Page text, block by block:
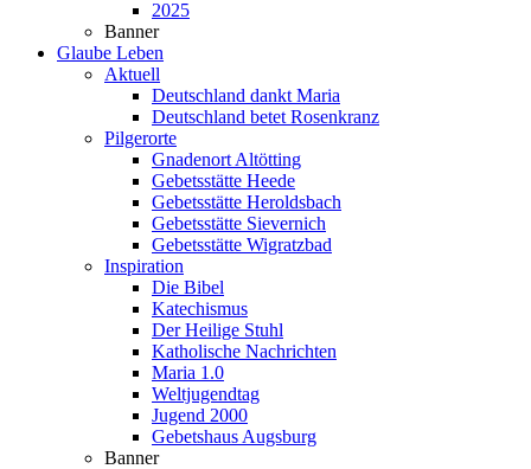
2025
Banner
Glaube Leben
Aktuell
Deutschland dankt Maria
Deutschland betet Rosenkranz
Pilgerorte
Gnadenort Altötting
Gebetsstätte Heede
Gebetsstätte Heroldsbach
Gebetsstätte Sievernich
Gebetsstätte Wigratzbad
Inspiration
Die Bibel
Katechismus
Der Heilige Stuhl
Katholische Nachrichten
Maria 1.0
Weltjugendtag
Jugend 2000
Gebetshaus Augsburg
Banner